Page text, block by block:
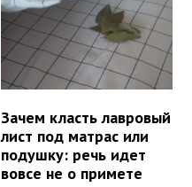
Зачем класть лавровый
лист под матрас или
подушку: речь идет
вовсе не о примете